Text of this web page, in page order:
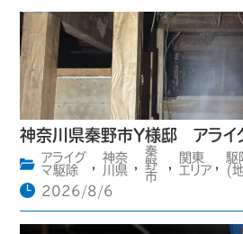
神奈川県秦野市Y様邸 アライ
アライグ
マ駆除
,
神奈
川県 ,
秦
野
市
,
関東
エリア ,
駆
(
2026/8/6